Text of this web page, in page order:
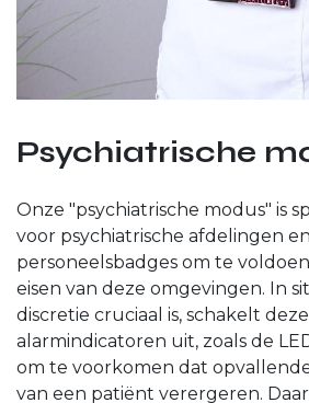
Psychiatrische
Onze "psychiatrische modus" is
voor psychiatrische afdelingen
personeelsbadges om te
eisen van deze omgevingen. In
discretie cruciaal is, schakelt
alarmindicatoren uit, zoals de
om te voorkomen dat
van een patiënt verergeren.